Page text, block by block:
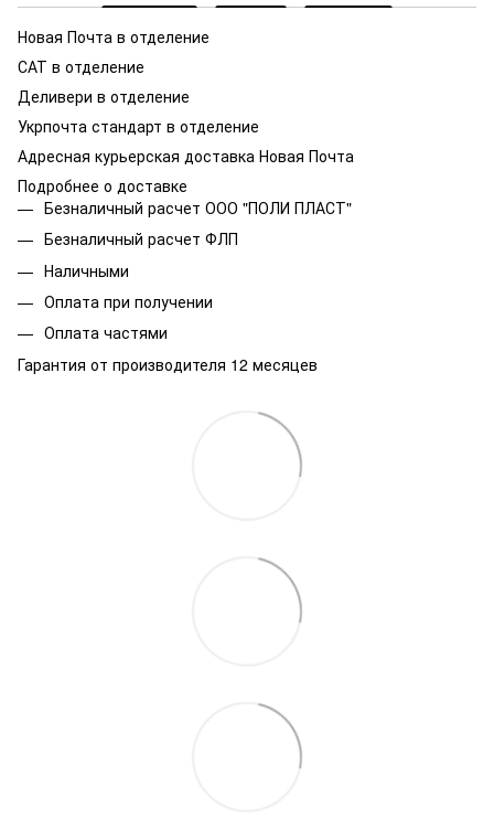
Новая Почта в отделение
САТ в отделение
Деливери в отделение
Укрпочта стандарт в отделение
Адресная курьерская доставка Новая Почта
Подробнее о доставке
Безналичный расчет ООО "ПОЛИ ПЛАСТ"
Безналичный расчет ФЛП
Наличными
Оплата при получении
Оплата частями
Гарантия от производителя 12 месяцев